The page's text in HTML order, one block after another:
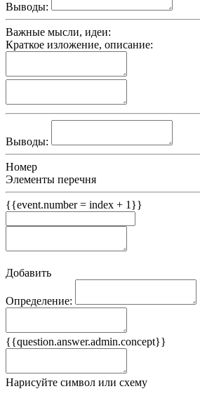
Выводы:
Важные мысли, идеи:
Краткое изложение, описание:
Выводы:
Номер
Элементы перечня
{{event.number = index + 1}}
Добавить
Определение:
{{question.answer.admin.concept}}
Нарисуйте символ или схему